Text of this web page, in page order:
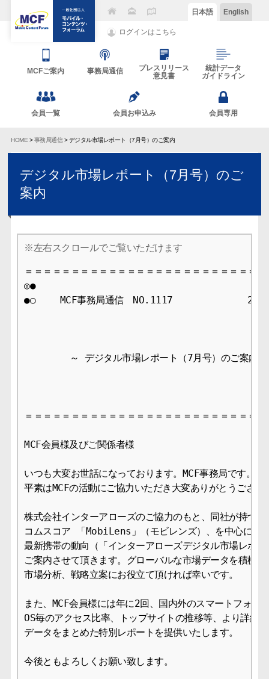
ログインはこちら
日本語 English
MCFご案内 事務局通信
プレスリリース
意見書
統計データ
ガイドライン
会員一覧 会員お申込み 会員専用
HOME >事務局通信> デジタル市場レポート（7月号）のご案内
デジタル市場レポート（7月号）のご
案内
＝＝＝＝＝＝＝＝＝＝＝＝＝＝＝＝＝＝＝＝＝＝＝＝＝
◎●
●○　　 MCF事務局通信　NO.1117　　　　　　　　
        ～ デジタル市場レポート（7月号）のご案内～
＝＝＝＝＝＝＝＝＝＝＝＝＝＝＝＝＝＝＝＝＝＝＝＝＝
MCF会員様及びご関係者様
いつも大変お世話になっております。MCF事務局です。
平素はMCFの活動にご協力いただき大変ありがとうござい
株式会社インターアローズのご協力のもと、同社が持つ
コムスコア 「MobiLens」（モビレンズ）、を中心にし
最新携帯の動向（「インターアローズデジタル市場レポー
ご案内させて頂きます。グローバルな市場データを積極
市場分析、戦略立案にお役立て頂ければ幸いです。
また、MCF会員様には年に2回、国内外のスマートフォン
OS毎のアクセス比率、トップサイトの推移等、より詳細
データをまとめた特別レポートを提供いたします。
今後ともよろしくお願い致します。